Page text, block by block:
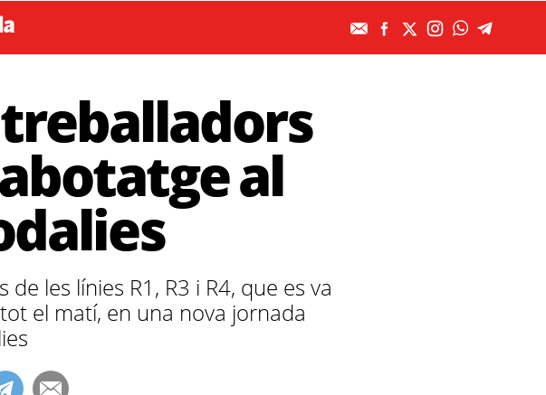
al
les línies R1, R3 i R4, que es va
el matí, en una nova jornada